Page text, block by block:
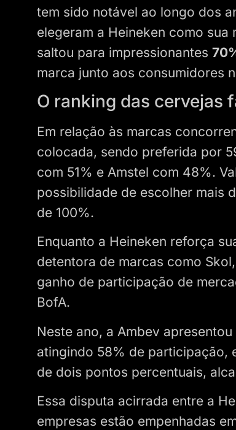
tem sido notável ao longo dos
elegeram a Heineken como
saltou para impressionantes
marca junto aos consumidores
O ranking das cervejas
Em relação às marcas
colocada, sendo preferida por
com 51% e Amstel com 48%.
possibilidade de escolher mais
de 100%.
Enquanto a Heineken reforça
detentora de marcas como
ganho de participação de
BofA.
Neste ano, a Ambev
atingindo 58% de participação,
de dois pontos percentuais,
Essa disputa acirrada entre a
empresas estão empenhadas